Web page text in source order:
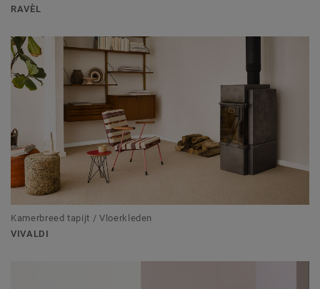
RAVÈL
Kamerbreed tapijt / Vloerkleden
VIVALDI